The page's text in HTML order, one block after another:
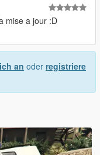
mise a jour :D
an oder registriere